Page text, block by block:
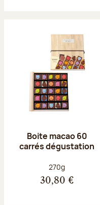
Boite macao 60
carrés dégustation
Poids net :
270g
30,80 €